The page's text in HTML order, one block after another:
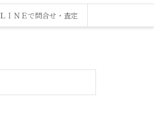
ＬＩＮＥで問合せ・査定